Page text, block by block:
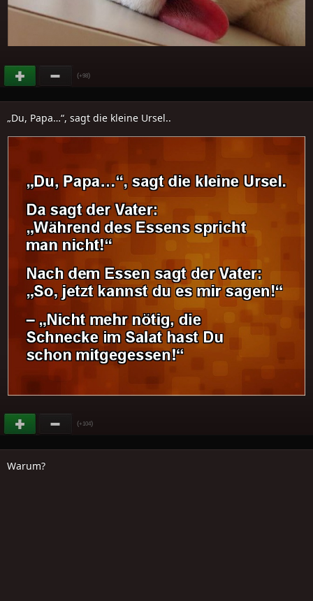
(+98)
„Du, Papa…“, sagt die kleine Ursel..
(+104)
Warum?